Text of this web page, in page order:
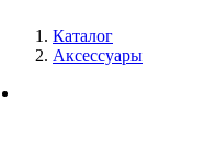
Каталог
Аксессуары